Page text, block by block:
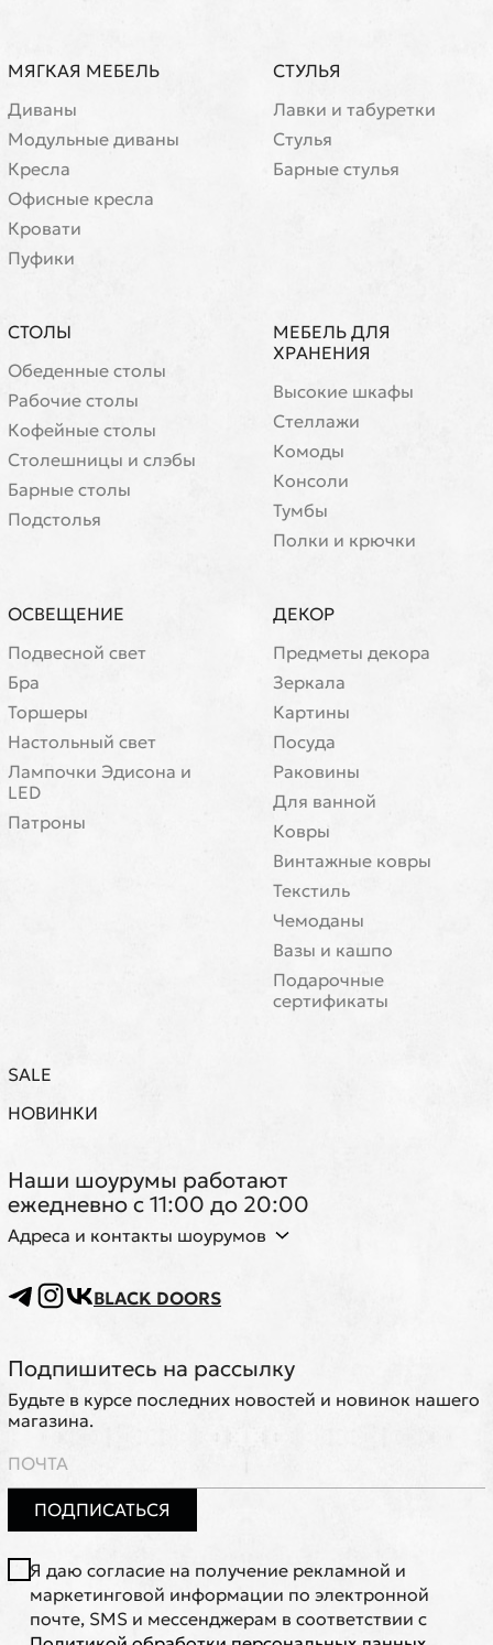
МЯГКАЯ МЕБЕЛЬ
Диваны
Модульные диваны
Кресла
Офисные кресла
Кровати
Пуфики
СТУЛЬЯ
Лавки и табуретки
Стулья
Барные стулья
СТОЛЫ
Обеденные столы
Рабочие столы
Кофейные столы
Cтолешницы и слэбы
Барные столы
Подстолья
МЕБЕЛЬ ДЛЯ
ХРАНЕНИЯ
Высокие шкафы
Стеллажи
Комоды
Консоли
Тумбы
Полки и крючки
ОСВЕЩЕНИЕ
Подвесной свет
Бра
Торшеры
Настольный свет
Лампочки Эдисона и
LED
Патроны
ДЕКОР
Предметы декора
Зеркала
Картины
Посуда
Раковины
Для ванной
Ковры
Винтажные ковры
Текстиль
Чемоданы
Вазы и кашпо
Подарочные
сертификаты
SALE
НОВИНКИ
Наши шоурумы работают
ежедневно с 11:00 до 20:00
Адреса и контакты шоурумов
BLACK DOORS
Подпишитесь на рассылку
Будьте в курсе последних новостей и новинок нашего
магазина.
ПОДПИСАТЬСЯ
Я даю согласие на получение рекламной и
маркетинговой информации по электронной
почте, SMS и мессенджерам в соответствии с